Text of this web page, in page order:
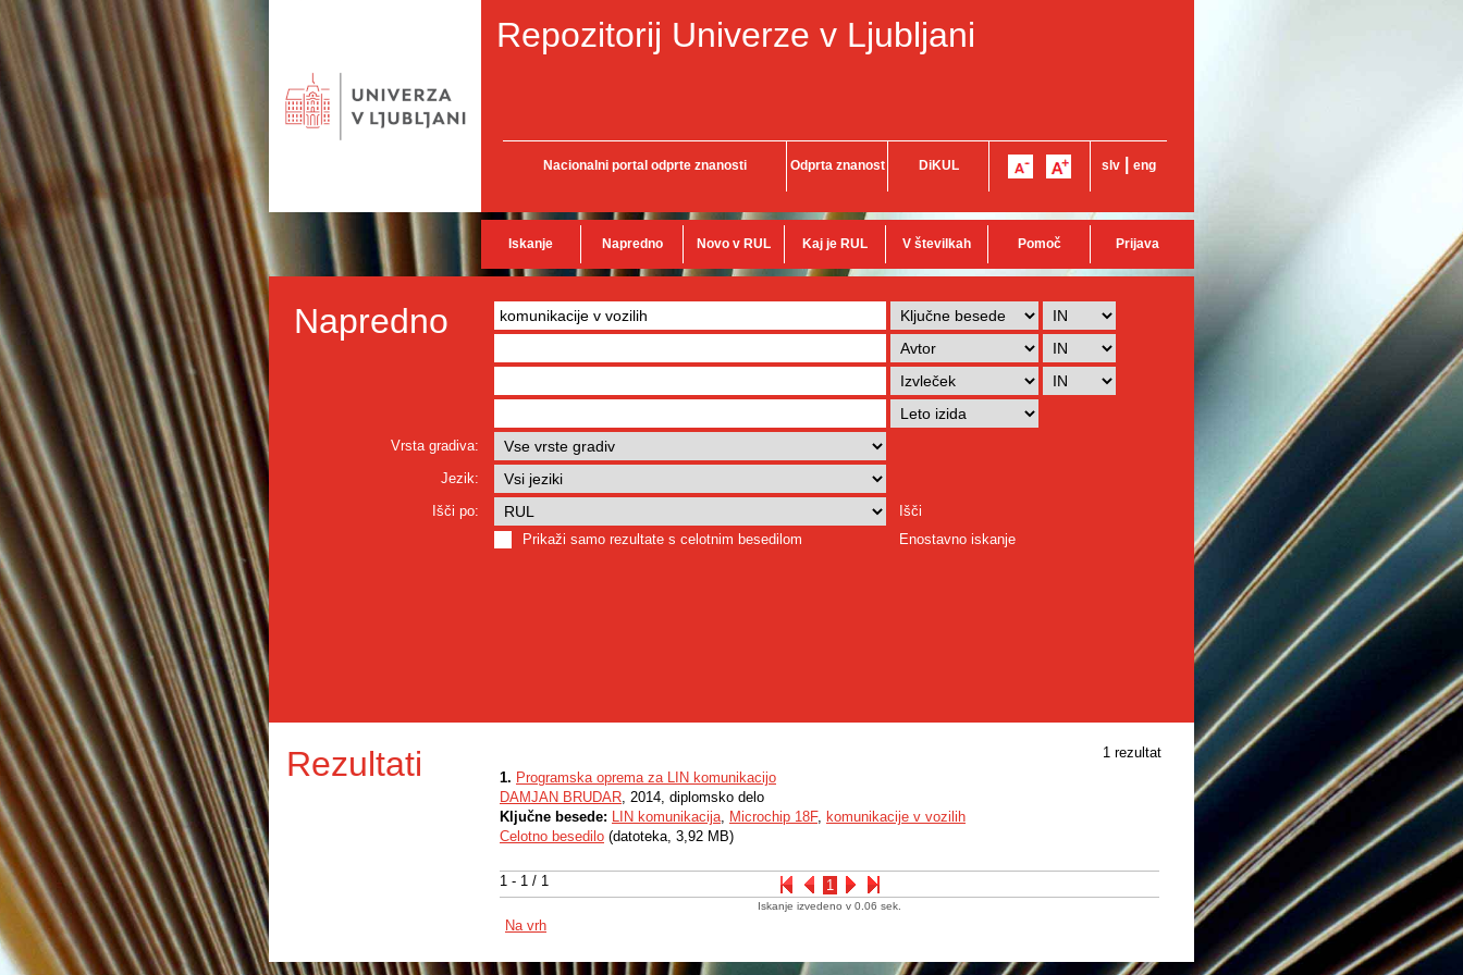
Repozitorij Univerze v Ljubljani
Nacionalni portal odprte znanosti Odprta znanost DiKUL slv eng
Iskanje Napredno Novo v RUL Kaj je RUL V številkah Pomoč Prijava
Napredno
Vrsta gradiva:
Jezik:
Išči po:
Išči
Prikaži samo rezultate s celotnim besedilom
Enostavno iskanje
Rezultati 1 rezultat
1 - 1 / 1 1
1. Programska oprema za LIN komunikacijo
DAMJAN BRUDAR, 2014, diplomsko delo
Ključne besede: LIN komunikacija, Microchip 18F, komunikacije v vozilih
Celotno besedilo (datoteka, 3,92 MB)
Iskanje izvedeno v 0.06 sek.
Na vrh